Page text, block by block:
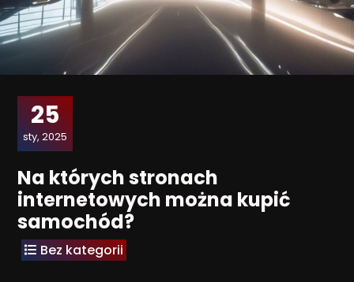
25
sty, 2025
Na których stronach
internetowych można kupić
samochód?
Bez kategorii